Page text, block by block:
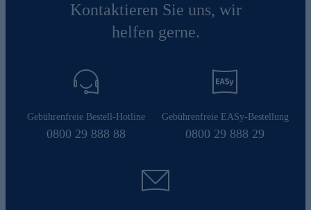
Kontaktieren Sie uns, wir
helfen gerne.
Gebührenfreie Bestell-Hotline
0800 29 888 88
Gebührenfreie EASy-Bestellung
0800 29 888 29